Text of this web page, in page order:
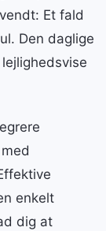
Et fald
Den daglige
enkelt
dig at